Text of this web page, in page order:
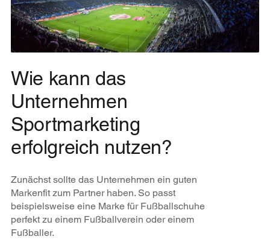
Wie kann das
Unternehmen
Sportmarketing
erfolgreich nutzen?
Zunächst sollte das Unternehmen ein guten
Markenfit zum Partner haben. So passt
beispielsweise eine Marke für Fußballschuhe
perfekt zu einem Fußballverein oder einem
Fußballer.